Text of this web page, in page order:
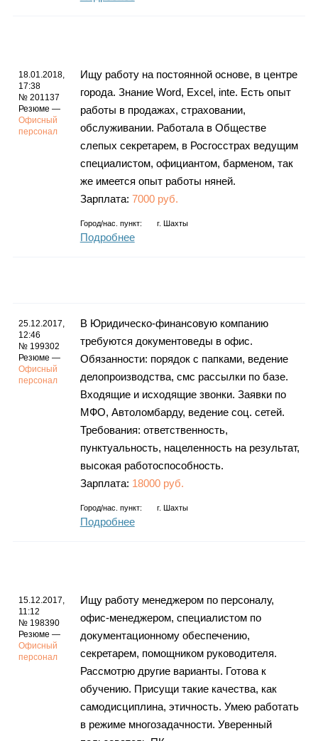
18.01.2018,
17:38
№ 201137
Резюме —
Офисный
персонал
Ищу работу на постоянной основе, в центре
города. Знание Word, Excel, inte. Есть опыт
работы в продажах, страховании,
обслуживании. Работала в Обществе
слепых секретарем, в Росгосстрах ведущим
специалистом, официантом, барменом, так
же имеется опыт работы няней.
Зарплата: 7000 руб.
Город/нас. пункт: г. Шахты
Подробнее
25.12.2017,
12:46
№ 199302
Резюме —
Офисный
персонал
В Юридическо-финансовую компанию
требуются документоведы в офис.
Обязанности: порядок с папками, ведение
делопроизводства, смс рассылки по базе.
Входящие и исходящие звонки. Заявки по
МФО, Автоломбарду, ведение соц. сетей.
Требования: ответственность,
пунктуальность, нацеленность на результат,
высокая работоспособность.
Зарплата: 18000 руб.
Город/нас. пункт: г. Шахты
Подробнее
15.12.2017,
11:12
№ 198390
Резюме —
Офисный
персонал
Ищу работу менеджером по персоналу,
офис-менеджером, специалистом по
документационному обеспечению,
секретарем, помощником руководителя.
Рассмотрю другие варианты. Готова к
обучению. Присущи такие качества, как
самодисциплина, этичность. Умею работать
в режиме многозадачности. Уверенный